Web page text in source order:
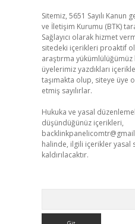
Sitemiz, 5651 Sayılı
ve İletişim Kurumu (BTK)
Sağlayıcı olarak hizmet
sitedeki içerikleri proaktif
araştırma
üyelerimiz yazdıkları
taşımakta olup, siteye üye
etmiş sayılırlar.
Hukuka ve yasal
düşündüğünüz içerikleri,
halinde, ilgili içerikler yasal
kaldırılacaktır.